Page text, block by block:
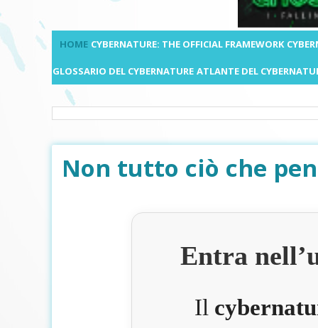
HOME CYBERNATURE: THE OFFICIAL FRAMEWORK
GLOSSARIO DEL CYBERNATURE ATLANTE DEL
Non tutto ciò che
Entra
Il